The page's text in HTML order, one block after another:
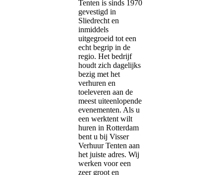
Tenten is sinds 1970
gevestigd in
Sliedrecht en
inmiddels
uitgegroeid tot een
echt begrip in de
regio. Het bedrijf
houdt zich dagelijks
bezig met het
verhuren en
toeleveren aan de
meest uiteenlopende
evenementen. Als u
een werktent wilt
huren in Rotterdam
bent u bij Visser
Verhuur Tenten aan
het juiste adres. Wij
werken voor een
zeer groot en